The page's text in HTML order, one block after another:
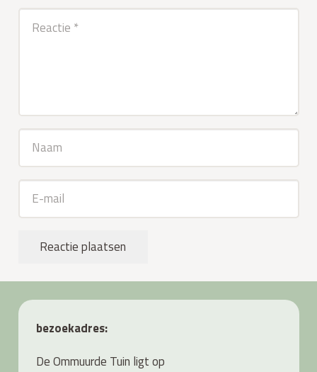
Reactie plaatsen
bezoekadres:
De Ommuurde Tuin ligt op